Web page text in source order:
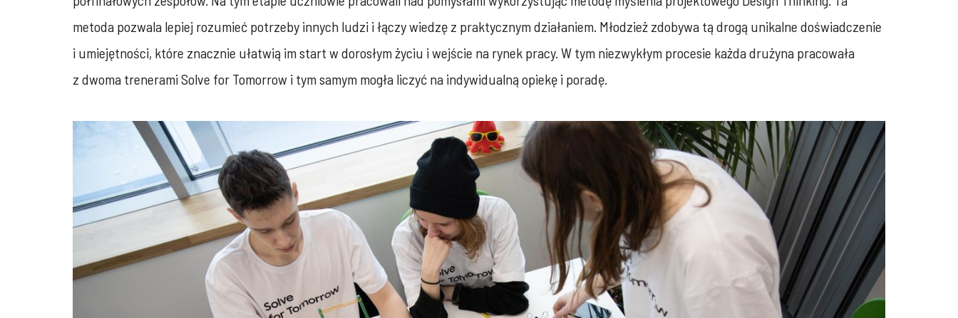
metoda pozwala lepiej rozumieć potrzeby innych ludzi i łączy wiedzę z praktycznym działaniem. Młodzież zdobywa tą drogą unikalne doświadczenie
i umiejętności, które znacznie ułatwią im start w dorosłym życiu i wejście na rynek pracy. W tym niezwykłym procesie każda drużyna pracowała
z dwoma trenerami Solve for Tomorrow i tym samym mogła liczyć na indywidualną opiekę i poradę.